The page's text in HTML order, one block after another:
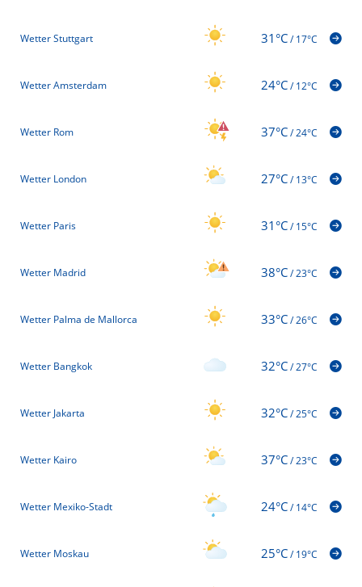
Wetter Stuttgart 31°C/17°C
Wetter Amsterdam 24°C/12°C
Wetter Rom 37°C/24°C
Wetter London 27°C/13°C
Wetter Paris 31°C/15°C
Wetter Madrid 38°C/23°C
Wetter Palma de Mallorca 33°C/26°C
Wetter Bangkok 32°C/27°C
Wetter Jakarta 32°C/25°C
Wetter Kairo 37°C/23°C
Wetter Mexiko-Stadt 24°C/14°C
Wetter Moskau 25°C/19°C